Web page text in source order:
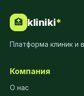
🏥 kliniki*
Платформа клиник и
Компания
О нас